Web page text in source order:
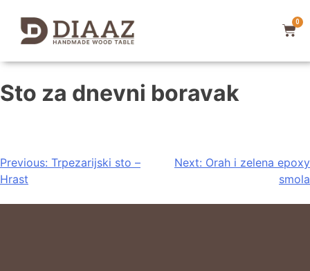
0
Sto za dnevni boravak
Previous: Trpezarijski sto –
Hrast
Next: Orah i zelena epoxy
smola